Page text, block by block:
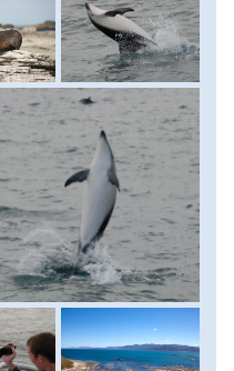
karnyújtásnyi
a Csendes-
állatokat. Ha valaki
programon, akkor a
kínál, de lazíthatunk
vagy